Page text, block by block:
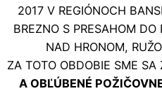
2017 V REGIÓNOCH
BREZNO S PRESAHOM DO
NAD HRONOM,
ZA TOTO OBDOBIE SME SA
A OBĽÚBENÉ